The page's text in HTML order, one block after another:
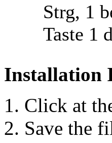
Strg, 1
Taste 1
Installation
Click at
Save the